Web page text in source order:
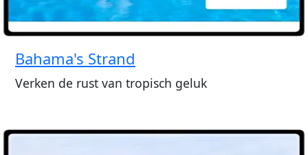
Bahama's Strand
Verken de rust van tropisch geluk